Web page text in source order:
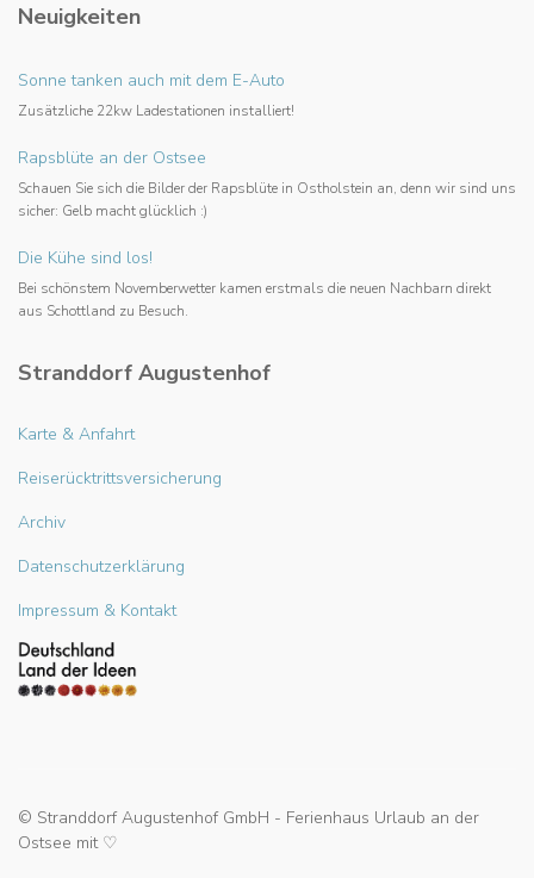
Neuigkeiten
Sonne tanken auch mit dem E-Auto
Zusätzliche 22kw Ladestationen installiert!
Rapsblüte an der Ostsee
Schauen Sie sich die Bilder der Rapsblüte in Ostholstein an, denn wir sind uns
sicher: Gelb macht glücklich :)
Die Kühe sind los!
Bei schönstem Novemberwetter kamen erstmals die neuen Nachbarn direkt
aus Schottland zu Besuch.
Stranddorf Augustenhof
Karte & Anfahrt
Reiserücktrittsversicherung
Archiv
Datenschutzerklärung
Impressum & Kontakt
© Stranddorf Augustenhof GmbH - Ferienhaus Urlaub an der
Ostsee mit ♡